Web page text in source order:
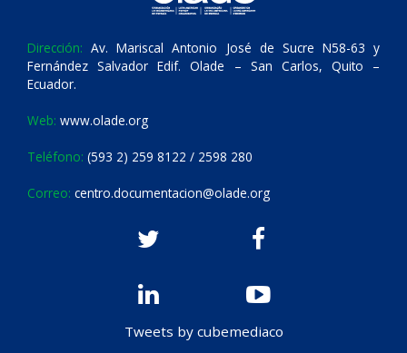
Dirección: Av. Mariscal Antonio José de Sucre N58-63 y
Fernández Salvador Edif. Olade – San Carlos, Quito –
Ecuador.
Web: www.olade.org
Teléfono: (593 2) 259 8122 / 2598 280
Correo: centro.documentacion@olade.org
Tweets by cubemediaco